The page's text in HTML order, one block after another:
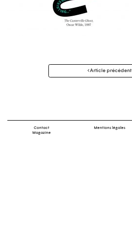
Navigation
Article précédent
Contact
Magazine
Mentions légales